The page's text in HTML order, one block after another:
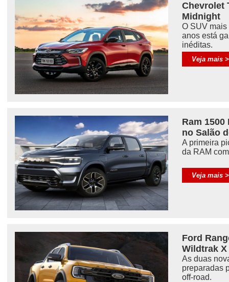
Chevrolet
Midnight
O SUV
anos está
inéditas.
Veja mais
Ram 1500
no Salão
A primeira
da RAM
Veja mais
Ford
Wildtrak X
As duas
preparadas
off-road.